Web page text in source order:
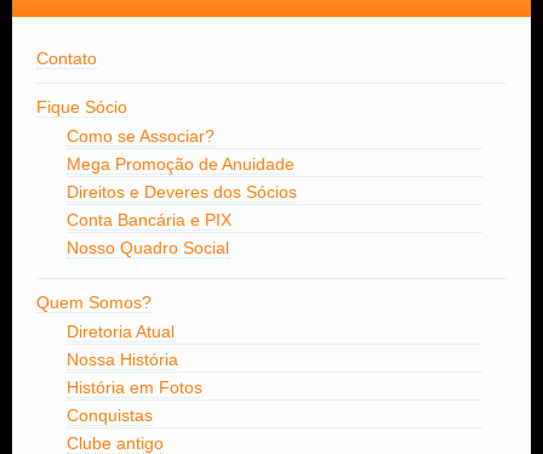
Contato
Fique Sócio
Como se Associar?
Mega Promoção de Anuidade
Direitos e Deveres dos Sócios
Conta Bancária e PIX
Nosso Quadro Social
Quem Somos?
Diretoria Atual
Nossa História
História em Fotos
Conquistas
Clube antigo